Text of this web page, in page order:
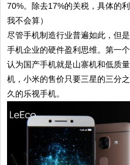
70%。除去17%的关税，具体的
我不会算）
尽管手机制造行业普遍如此，但
手机企业的硬件盈利思维。第一
认为国产手机就是山寨机和低质
机，小米的售价只要三星的三分
久的乐视手机。